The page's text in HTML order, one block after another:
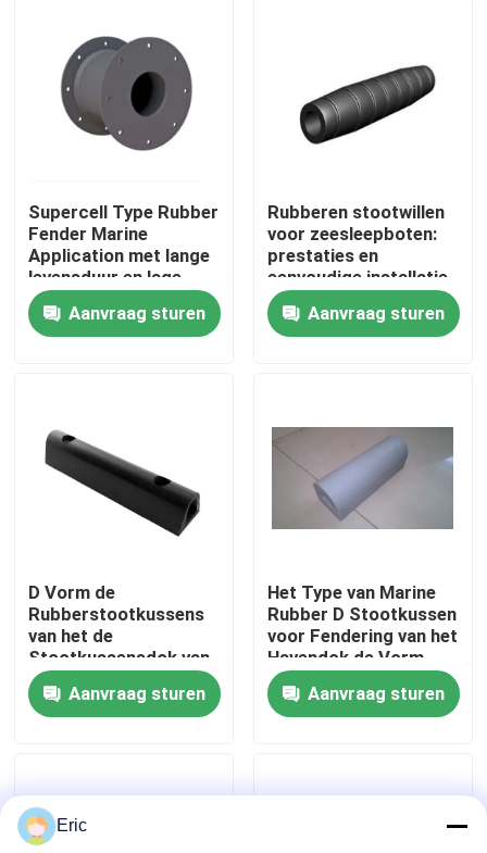
Thuis
Producten
Fabrieksreis
Kwaliteitscontrole
Vraag een offerte aan
Company News
Mariene Vensters
Supercell Type Rubber
Fender Marine
Application met lange
levensduur en lage
kantelcompressie
voor Port Fendering
Aanvraag sturen
Rubberen stootwillen
voor zeesleepboten:
prestaties en
eenvoudige installatie
met opties voor
ketting- en
singelbandbevestiging
Aanvraag sturen
D Vorm de
Rubberstootkussens
van het de
Stootkussensdok van
Marine Fender Marine
Tugboat/van de Boot
Aanvraag sturen
Het Type van Marine
Rubber D Stootkussen
voor Fendering van het
Havendok de Vorm
Rubberstootkussen
van DAanvraag sturen
Eric